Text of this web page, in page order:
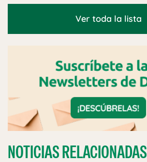
Ver toda la lista
NOTICIAS RELACIONADAS